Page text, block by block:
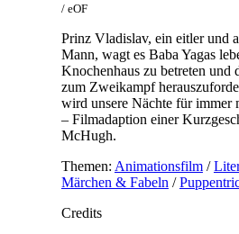
/ eOF
Prinz Vladislav, ein eitler und
Mann, wagt es Baba Yagas
Knochenhaus zu betreten und
zum Zweikampf
wird unsere Nächte für immer
– Filmadaption einer
McHugh.
Themen: Animationsfilm/
Märchen & Fabeln /
Credits